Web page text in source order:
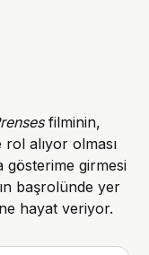
filminin,
rol alıyor olması
gösterime girmesi
başrolünde yer
hayat veriyor.